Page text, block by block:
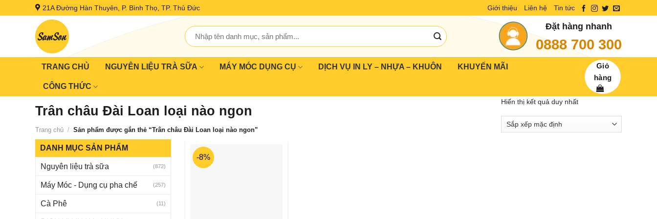
to
21A Đường Hàn Thuyên, P. Bình Thọ, TP. Thủ Đức Giới thiệu Liên hệ Tin tức
Tìm
kiếm:
Đặt hàng nhanh
0888 700 300
TRANG CHỦ NGUYÊN LIỆU TRÀ SỮA MÁY MÓC DỤNG CỤ DỊCH VỤ IN LY – NHỰA – KHUÔN KHUYẾN MÃI
CÔNG THỨC
Giỏ
hàng
Trân châu Đài Loan loại nào ngon
Trang chủ / Sản phẩm được gắn thẻ “Trân châu Đài Loan loại nào ngon”
Hiển thị kết quả duy nhất
DANH MỤC SẢN PHẨM
Nguyên liệu trà sữa (872)
Máy Móc - Dụng cụ pha chế (257)
Cà Phê (11)
-8%